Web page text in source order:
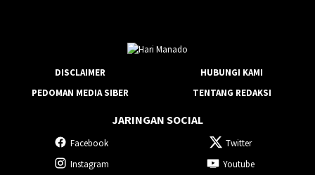
DISCLAIMER
HUBUNGI KAMI
PEDOMAN MEDIA SIBER
TENTANG REDAKSI
JARINGAN SOCIAL
Facebook
Twitter
Instagram
Youtube